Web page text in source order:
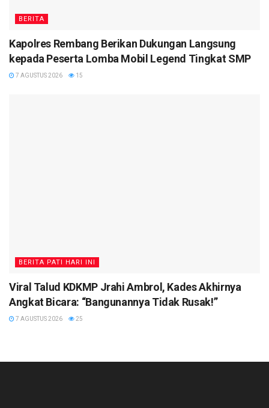
BERITA
Kapolres Rembang Berikan Dukungan Langsung
kepada Peserta Lomba Mobil Legend Tingkat SMP
7 AGUSTUS 2026 15
BERITA PATI HARI INI
Viral Talud KDKMP Jrahi Ambrol, Kades Akhirnya
Angkat Bicara: “Bangunannya Tidak Rusak!”
7 AGUSTUS 2026 25